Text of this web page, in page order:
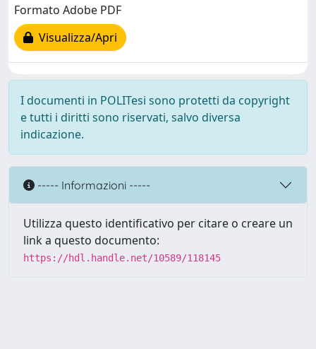
Formato Adobe PDF
Visualizza/Apri
I documenti in POLITesi sono protetti da copyright
e tutti i diritti sono riservati, salvo diversa
indicazione.
----- Informazioni -----
Utilizza questo identificativo per citare o creare un
link a questo documento:
https://hdl.handle.net/10589/118145